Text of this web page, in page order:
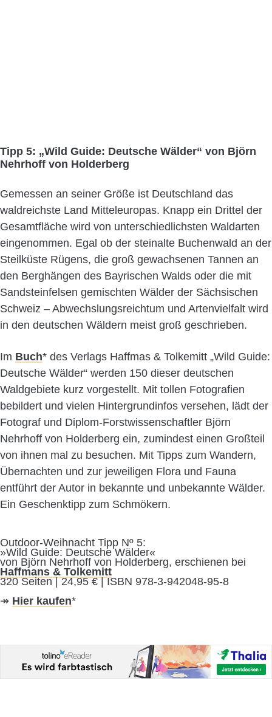
Tipp 5: „Wild Guide: Deutsche Wälder“ von Björn
Nehrhoff von Holderberg
Gemessen an seiner Größe ist Deutschland das
waldreichste Land Mitteleuropas. Knapp ein Drittel der
Gesamtfläche wird von unterschiedlichsten Waldarten
eingenommen. Egal ob der steinalte Buchenwald an der
Steilküste Rügens, die groß gewachsenen Tannen an
den Berghängen des Bayrischen Walds oder die mit
Sandsteinfelsen gemischten Wälder der Sächsischen
Schweiz – Abwechslungsreichtum und Artenvielfalt wird
in den deutschen Wäldern meist groß geschrieben.
Im Buch* des Verlags Haffmas & Tolkemitt „Wild Guide:
Deutsche Wälder“ werden 150 dieser deutschen
Waldgebiete kurz vorgestellt. Mit tollen Fotografien
bebildert und vielen Hintergrundinfos versehen, lädt der
Fotograf und Diplom-Forstwissenschaftler Björn
Nehrhoff von Holderberg ein, zumindest einen Großteil
von ihnen mal zu besuchen. Mit Tipps zum Wandern,
Übernachten und zur jeweiligen Flora und Fauna
entführt der Autor in bekannte und unbekannte Wälder.
Ein Geschenktipp zum Schmökern.
Outdoor-Weihnacht Tipp Nº 5:
»Wild Guide: Deutsche Wälder«
von Björn Nehrhoff von Holderberg, erschienen bei
Haffmans & Tolkemitt
320 Seiten | 24,95 € | ISBN 978-3-942048-95-8
↠ Hier kaufen*